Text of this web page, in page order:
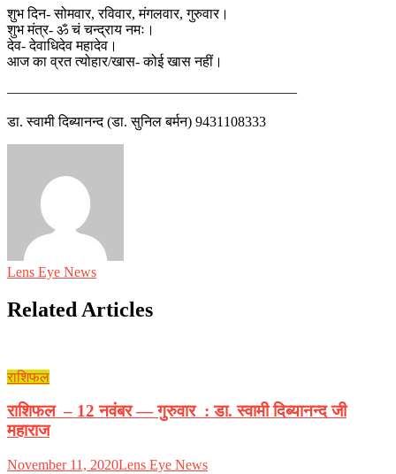
शुभ दिन- सोमवार, रविवार, मंगलवार, गुरुवार।
शुभ मंत्र- ॐ चं चन्द्राय नमः।
देव- देवाधिदेव महादेव।
आज का व्रत त्योहार/खास- कोई खास नहीं।
————————————————————–
डा. स्वामी दिब्यानन्द (डा. सुनिल बर्मन) 9431108333
Lens Eye News
Related Articles
राशिफल
राशिफल – 12 नवंबर — गुरुवार : डा. स्वामी दिब्यानन्द जी
महाराज
November 11, 2020Lens Eye News